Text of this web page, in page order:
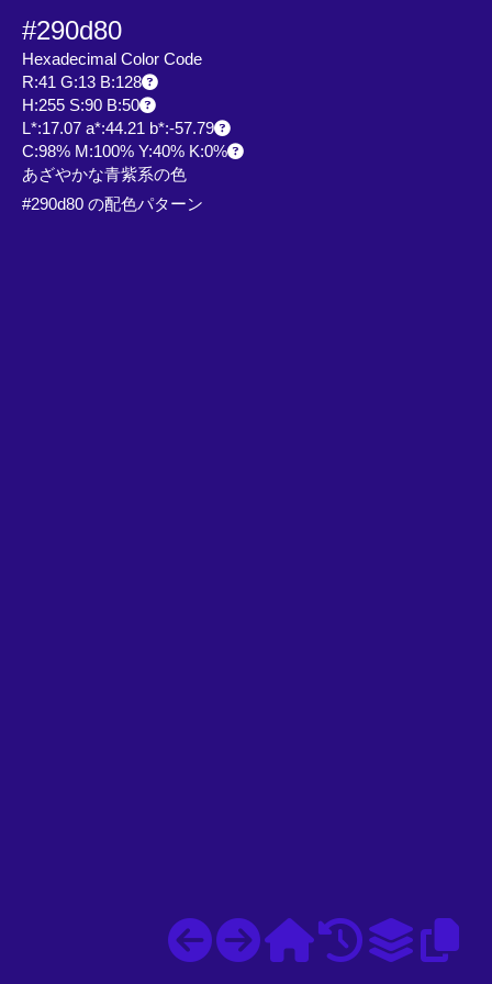
#290d80
Hexadecimal Color Code
R:41 G:13 B:128
H:255 S:90 B:50
L*:17.07 a*:44.21 b*:-57.79
C:98% M:100% Y:40% K:0%
あざやかな青紫系の色
#290d80 の配色パターン